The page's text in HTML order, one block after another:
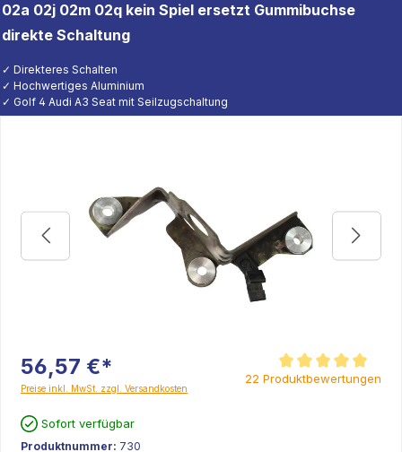
02a 02j 02m 02q kein Spiel ersetzt Gummibuchse
direkte Schaltung
✓ Direkteres Schalten
✓ Hochwertiges Aluminium
✓ Golf 4 Audi A3 Seat mit Seilzugschaltung
56,57 €*
Preise inkl. MwSt. zzgl. Versandkosten
Durchschnittliche
22 Produktbewertungen
Sofort verfügbar
Produktnummer: 730